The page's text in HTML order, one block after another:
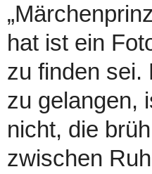
hat ist ein
zu finden sei.
zu gelangen,
nicht, die
zwischen